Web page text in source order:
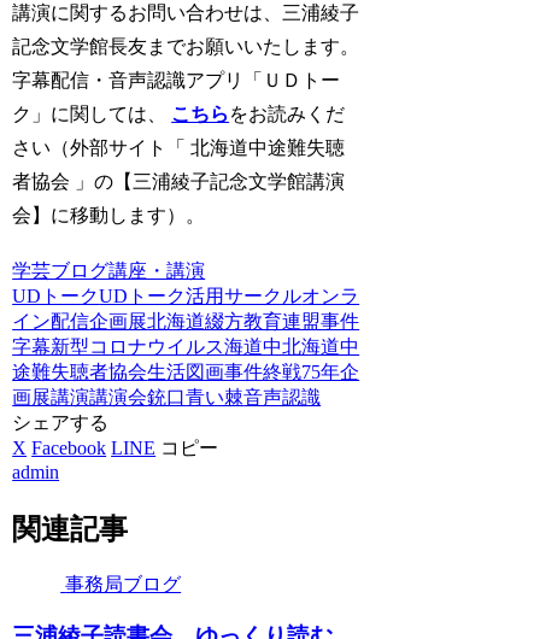
講演に関するお問い合わせは、三浦綾子
記念文学館長友までお願いいたします。
字幕配信・音声認識アプリ「ＵＤトー
ク」に関しては、 こちら をお読みくだ
さい（外部サイト「 北海道中途難失聴
者協会 」の【三浦綾子記念文学館講演
会】に移動します）。
学芸ブログ講座・講演
UDトークUDトーク活用サークルオンラ
イン配信企画展北海道綴方教育連盟事件
字幕新型コロナウイルス海道中北海道中
途難失聴者協会生活図画事件終戦75年企
画展講演講演会銃口青い棘音声認識
シェアする
X Facebook LINE コピー
admin
関連記事
事務局ブログ